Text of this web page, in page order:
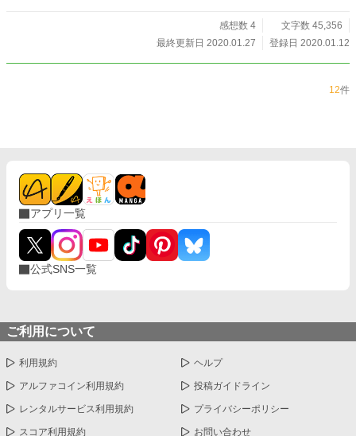
感想数 4
文字数 45,356
最終更新日 2020.01.27
登録日 2020.01.12
12件
アプリ一覧
公式SNS一覧
ご利用について
利用規約 ヘルプ
アルファコイン利用規約 投稿ガイドライン
レンタルサービス利用規約 プライバシーポリシー
スコア利用規約 お問い合わせ